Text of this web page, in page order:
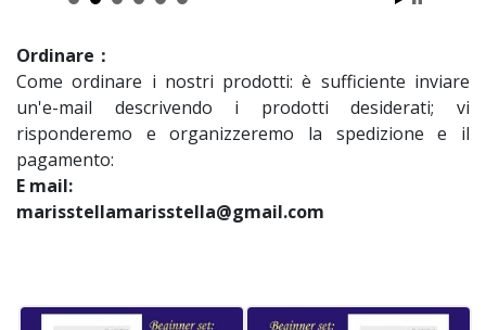
Ordinare：
Come ordinare i nostri prodotti: è sufficiente inviare
un'e-mail descrivendo i prodotti desiderati; vi
risponderemo e organizzeremo la spedizione e il
pagamento:
E mail:
marisstellamarisstella@gmail.com